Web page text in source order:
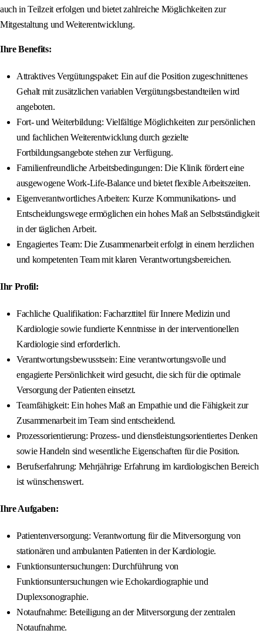
auch in Teilzeit erfolgen und bietet zahlreiche Möglichkeiten zur
Mitgestaltung und Weiterentwicklung.
Ihre Benefits:
Attraktives Vergütungspaket: Ein auf die Position zugeschnittenes
Gehalt mit zusätzlichen variablen Vergütungsbestandteilen wird
angeboten.
Fort- und Weiterbildung: Vielfältige Möglichkeiten zur persönlichen
und fachlichen Weiterentwicklung durch gezielte
Fortbildungsangebote stehen zur Verfügung.
Familienfreundliche Arbeitsbedingungen: Die Klinik fördert eine
ausgewogene Work-Life-Balance und bietet flexible Arbeitszeiten.
Eigenverantwortliches Arbeiten: Kurze Kommunikations- und
Entscheidungswege ermöglichen ein hohes Maß an Selbstständigkeit
in der täglichen Arbeit.
Engagiertes Team: Die Zusammenarbeit erfolgt in einem herzlichen
und kompetenten Team mit klaren Verantwortungsbereichen.
Ihr Profil:
Fachliche Qualifikation: Facharzttitel für Innere Medizin und
Kardiologie sowie fundierte Kenntnisse in der interventionellen
Kardiologie sind erforderlich.
Verantwortungsbewusstsein: Eine verantwortungsvolle und
engagierte Persönlichkeit wird gesucht, die sich für die optimale
Versorgung der Patienten einsetzt.
Teamfähigkeit: Ein hohes Maß an Empathie und die Fähigkeit zur
Zusammenarbeit im Team sind entscheidend.
Prozessorientierung: Prozess- und dienstleistungsorientiertes Denken
sowie Handeln sind wesentliche Eigenschaften für die Position.
Berufserfahrung: Mehrjährige Erfahrung im kardiologischen Bereich
ist wünschenswert.
Ihre Aufgaben:
Patientenversorgung: Verantwortung für die Mitversorgung von
stationären und ambulanten Patienten in der Kardiologie.
Funktionsuntersuchungen: Durchführung von
Funktionsuntersuchungen wie Echokardiographie und
Duplexsonographie.
Notaufnahme: Beteiligung an der Mitversorgung der zentralen
Notaufnahme.